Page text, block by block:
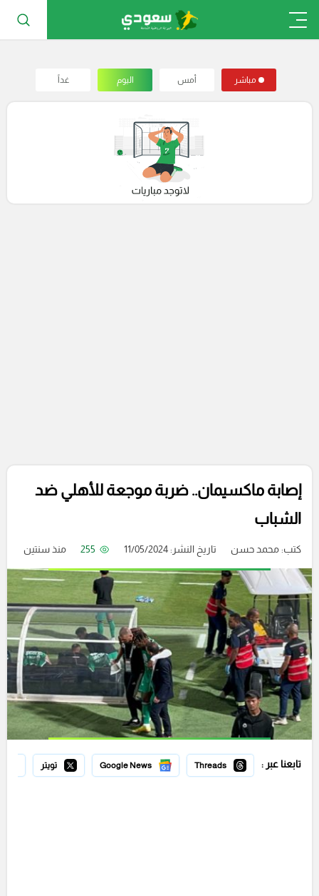
مباشر أمس اليوم غداً
إصابة ماكسيمان.. ضربة موجعة للأهلي ضد
الشباب
كتب:محمد حسن تاريخ النشر: 11/05/2024 255 منذ سنتين
تابعنا عبر : Threads
Google News تويتر